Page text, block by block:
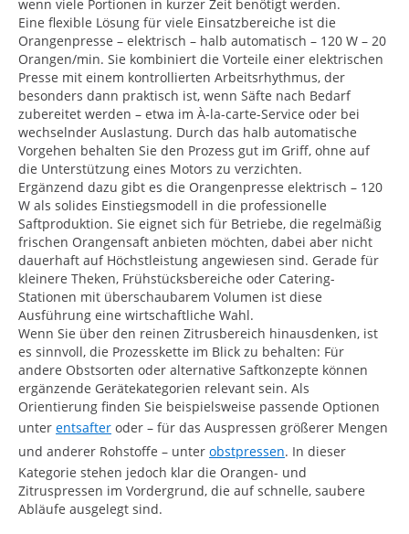
wenn viele Portionen in kurzer Zeit benötigt werden.
Eine flexible Lösung für viele Einsatzbereiche ist die
Orangenpresse – elektrisch – halb automatisch – 120 W – 20
Orangen/min. Sie kombiniert die Vorteile einer elektrischen
Presse mit einem kontrollierten Arbeitsrhythmus, der
besonders dann praktisch ist, wenn Säfte nach Bedarf
zubereitet werden – etwa im À-la-carte-Service oder bei
wechselnder Auslastung. Durch das halb automatische
Vorgehen behalten Sie den Prozess gut im Griff, ohne auf
die Unterstützung eines Motors zu verzichten.
Ergänzend dazu gibt es die Orangenpresse elektrisch – 120
W als solides Einstiegsmodell in die professionelle
Saftproduktion. Sie eignet sich für Betriebe, die regelmäßig
frischen Orangensaft anbieten möchten, dabei aber nicht
dauerhaft auf Höchstleistung angewiesen sind. Gerade für
kleinere Theken, Frühstücksbereiche oder Catering-
Stationen mit überschaubarem Volumen ist diese
Ausführung eine wirtschaftliche Wahl.
Wenn Sie über den reinen Zitrusbereich hinausdenken, ist
es sinnvoll, die Prozesskette im Blick zu behalten: Für
andere Obstsorten oder alternative Saftkonzepte können
ergänzende Gerätekategorien relevant sein. Als
Orientierung finden Sie beispielsweise passende Optionen
unter entsafter oder – für das Auspressen größerer Mengen
und anderer Rohstoffe – unter obstpressen. In dieser
Kategorie stehen jedoch klar die Orangen- und
Zitruspressen im Vordergrund, die auf schnelle, saubere
Abläufe ausgelegt sind.